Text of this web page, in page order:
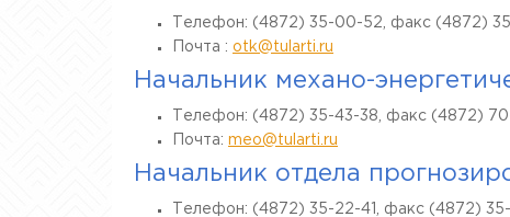
Телефон: (4872) 35-00-52, факс (4872)
Почта : otk@tularti.ru
Начальник механо-
Телефон: (4872) 35-43-38, факс (4872)
Почта: meo@tularti.ru
Начальник отдела
Телефон: (4872) 35-22-41, факс (4872)